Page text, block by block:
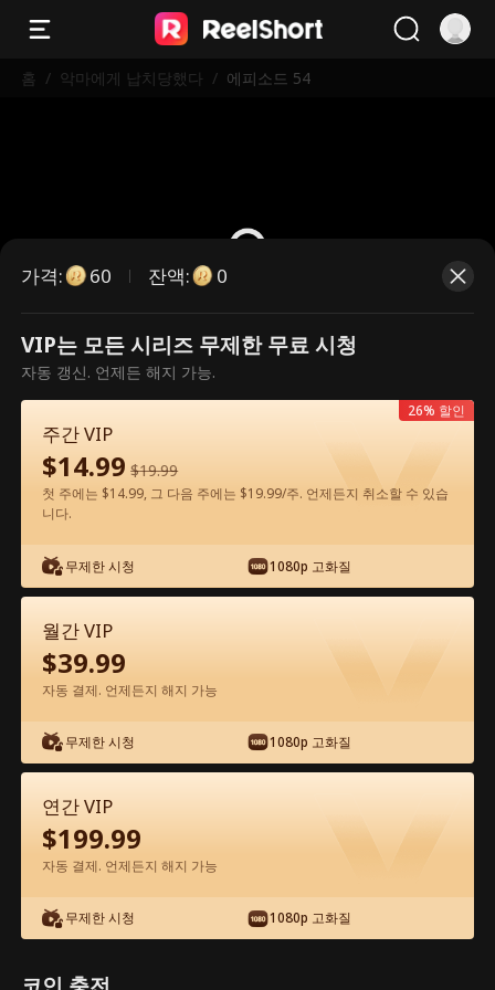
홈 / 악마에게 납치당했다 / 에피소드 54
유료 에피소드입니다. 시청하시려면
잠금을 해제해 주세요.
에피소드 54 - 악마에게 납치당했다 전체
영화
0-49 50-57 모든 에피소드
55
가격: 60 잔액: 0
VIP는 모든 시리즈 무제한 무료 시청
자동 갱신. 언제든 해지 가능.
주간 VIP
$14.99 $19.99
첫 주에는 $14.99, 그 다음 주에는 $19.99/주. 언제든지 취소할 수 있습
니다.
무제한 시청 1080p 고화질
26% 할인
월간 VIP
$39.99
자동 결제. 언제든지 해지 가능
무제한 시청 1080p 고화질
연간 VIP
$199.99
자동 결제. 언제든지 해지 가능
무제한 시청 1080p 고화질